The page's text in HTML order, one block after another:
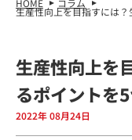
HOME コラム
生産性向上を目指すには
生産性向上を
るポイントを
2022年 08月24日